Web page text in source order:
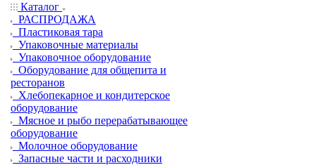
Каталог
РАСПРОДАЖА
Пластиковая тара
Упаковочные материалы
Упаковочное оборудование
Оборудование для общепита и
ресторанов
Хлебопекарное и кондитерское
оборудование
Мясное и рыбо перерабатывающее
оборудование
Молочное оборудование
Запасные части и расходники